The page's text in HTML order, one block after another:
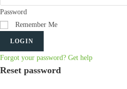
Password
Remember Me
LOGIN
Forgot your password? Get help
Reset password